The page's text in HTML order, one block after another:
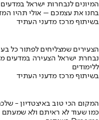
המיונים לנבחרות ישראל
בחנו את עצמכם – אולי תהיו
בשיתוף מרכז מדעני העתיד
הצעירים שמצליחים לפתור כל
נבחרת ישראל הצעירה במדעים
ללימודים
בשיתוף מרכז מדעני העתיד
המקום הכי טוב באיצטדיון -
המונדיאל עם מסכי Dreame - כמו שעוד לא ראיתם ולא שמעתם